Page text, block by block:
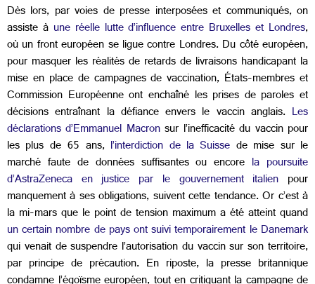
Dès lors, par voies de presse interposées et communiqués, on
assiste àune réelle lutte d’influence entre Bruxelles et Londres,
où un front européen se ligue contre Londres. Du côté européen,
pour masquer les réalités de retards de livraisons handicapant la
mise en place de campagnes de vaccination, États-membres et
Commission Européenne ont enchaîné les prises de paroles et
décisions entraînant la défiance envers le vaccin anglais.Les
déclarations d’Emmanuel Macronsur l’inefficacité du vaccin pour
les plus de 65 ans,l’interdiction de la Suisse de mise sur le
marché faute de données suffisantes ou encore la poursuite
d’AstraZeneca en justice par le gouvernement italien pour
manquement à ses obligations, suivent cette tendance. Or c’est à
la mi-mars que le point de tension maximum a été atteint quand
un certain nombre de pays ont suivi temporairement le Danemark
qui venait de suspendre l’autorisation du vaccin sur son territoire,
par principe de précaution. En riposte, la presse britannique